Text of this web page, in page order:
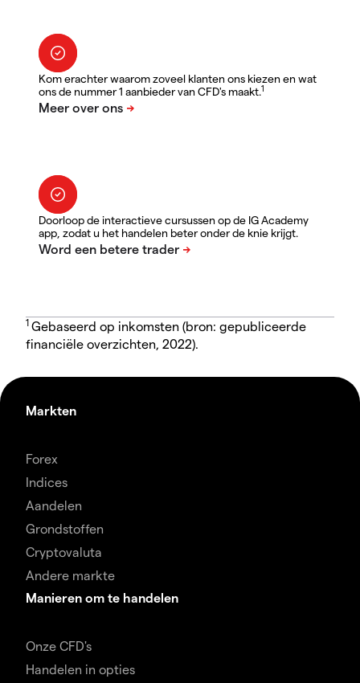
Kom erachter waarom zoveel klanten ons kiezen en wat
ons de nummer 1 aanbieder van CFD's maakt.1
Doorloop de interactieve cursussen op de IG Academy
app, zodat u het handelen beter onder de knie krijgt.
1 Gebaseerd op inkomsten (bron: gepubliceerde
financiële overzichten, 2022).
Markten
Forex
Indices
Aandelen
Grondstoffen
Cryptovaluta
Andere markte
Manieren om te handelen
Onze CFD's
Handelen in opties